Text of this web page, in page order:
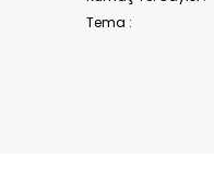
Tema :